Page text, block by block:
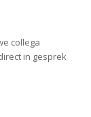
collega
in gesprek